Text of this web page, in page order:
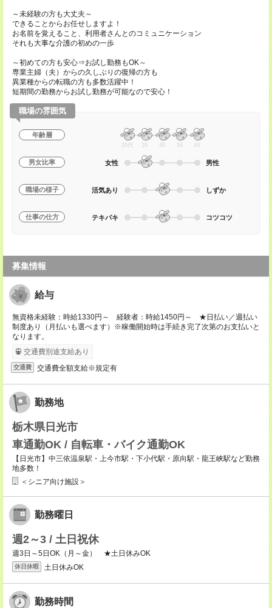
～未経験の方も大丈夫～
できることからお任せしますよ！
お名前を覚えること、利用者さんとのコミュニケーション
それも大事な介護の初めの一歩
～初めての方も安心⇒お試し勤務もOK～
専業主婦（夫）からの久しぶりの復帰の方も
異業種からの転職の方も多数活躍中！
短期間の勤務からお試し勤務が可能なので安心！
職場の雰囲気
年齢層
20代 30 40 50 60
男女比率 女性 男性
職場の様子 活気あり しずか
仕事の仕方 テキパキ コツコツ
募集情報
給与
無資格未経験：時給1330円～ 経験者：時給1450円～ ★日払い／週払い
制度あり（月払いも選べます）※稼働開始時は手続き完了次第のお支払いと
なります。
交通費別途支給あり
交通費 交通費全額支給※規定有
勤務地
栃木県日光市
車通勤OK / 自転車・バイク通勤OK
【日光市】中三依温泉駅・上今市駅・下小代駅・原向駅・龍王峡駅など勤務
地多数！
＜シニア向け施設＞
勤務曜日
週2～3 / 土日祝休
週3日～5日OK（月～金） ★土日休みOK
休日休暇 土日休みOK
勤務時間